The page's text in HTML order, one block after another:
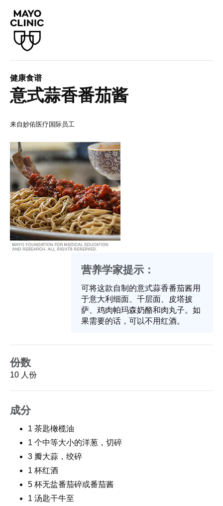
健康食谱
意式蒜香番茄酱
来自妙佑医疗国际员工
营养学家提示：
可将这款自制的意式蒜香番茄酱用
于意大利细面、千层面、皮塔披
萨、鸡肉帕玛森奶酪和肉丸子。如
果需要的话，可以不用红酒。
份数
10 人份
成分
1 茶匙橄榄油
1 个中等大小的洋葱，切碎
3 瓣大蒜，绞碎
1 杯红酒
5 杯无盐番茄碎或番茄酱
1 汤匙干牛至